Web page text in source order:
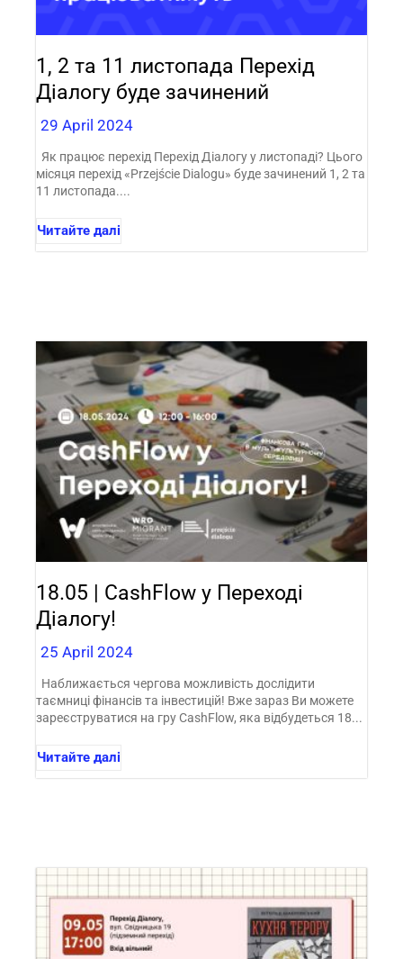
1, 2 та 11 листопада Перехід
Діалогу буде зачинений
29 April 2024
Як працює перехід Перехід Діалогу у листопаді? Цього
місяця перехід «Przejście Dialogu» буде зачинений 1, 2 та
11 листопада....
Читайте далі
18.05 | CashFlow у Переході
Діалогу!
25 April 2024
Наближається чергова можливість дослідити
таємниці фінансів та інвестицій! Вже зараз Ви можете
зареєструватися на гру CashFlow, яка відбудеться 18...
Читайте далі